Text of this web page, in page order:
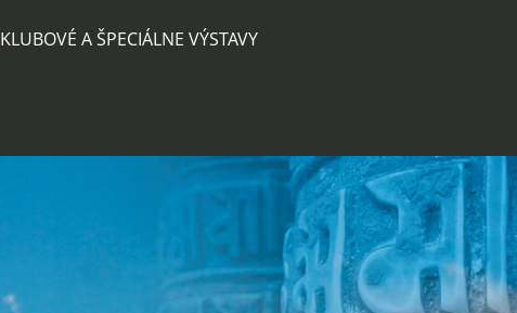
KLUBOVÉ A ŠPECIÁLNE VÝSTAVY